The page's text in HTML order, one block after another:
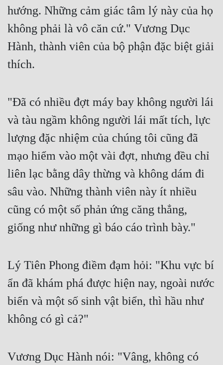
hướng. Những cảm giác tâm lý này của họ
không phải là vô căn cứ." Vương Dục
Hành, thành viên của bộ phận đặc biệt giải
thích.
"Đã có nhiều đợt máy bay không người lái
và tàu ngầm không người lái mất tích, lực
lượng đặc nhiệm của chúng tôi cũng đã
mạo hiểm vào một vài đợt, nhưng đều chỉ
liên lạc bằng dây thừng và không dám đi
sâu vào. Những thành viên này ít nhiều
cũng có một số phản ứng căng thẳng,
giống như những gì báo cáo trình bày."
Lý Tiên Phong điềm đạm hỏi: "Khu vực bí
ẩn đã khám phá được hiện nay, ngoài nước
biển và một số sinh vật biển, thì hầu như
không có gì cả?"
Vương Dục Hành nói: "Vâng, không có